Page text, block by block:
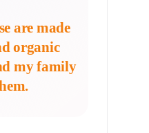
are made
organic
my family